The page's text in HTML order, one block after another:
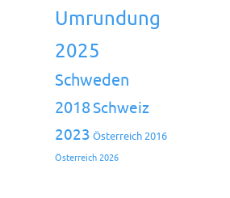
Umrundung
2025
Schweden
2018Schweiz
2023 Österreich 2016
Österreich 2026